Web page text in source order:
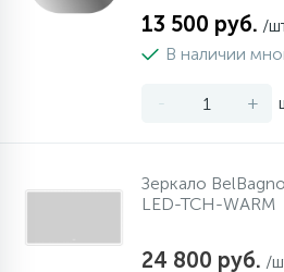
13 500 руб. /
В наличии
- +
Зеркало
LED-TCH-WARM
24 800 руб. /